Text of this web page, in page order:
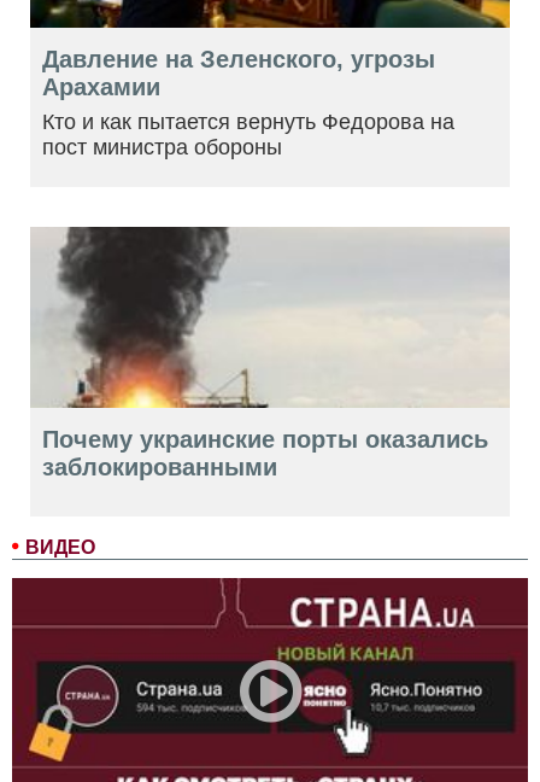
ВИДЕО
Давление на Зеленского, угрозы
Арахамии
Кто и как пытается вернуть Федорова на
пост министра обороны
Почему украинские порты оказались
заблокированными